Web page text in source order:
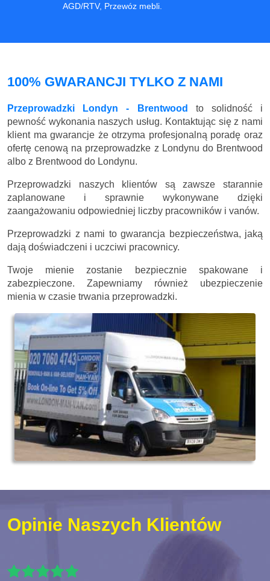
AGD/RTV, Przewóz mebli.
100% GWARANCJI TYLKO Z NAMI
Przeprowadzki Londyn - Brentwood
to solidność i
pewność wykonania naszych usług. Kontaktując się z nami
klient ma gwarancje że otrzyma profesjonalną poradę oraz
ofertę cenową na przeprowadzke z Londynu do Brentwood
albo z Brentwood do Londynu.
Przeprowadzki naszych klientów są zawsze starannie
zaplanowane i sprawnie wykonywane dzięki
zaangażowaniu odpowiedniej liczby pracowników i vanów.
Przeprowadzki z nami to gwarancja bezpieczeństwa, jaką
dają doświadczeni i uczciwi pracownicy.
Twoje mienie zostanie bezpiecznie spakowane i
zabezpieczone. Zapewniamy również ubezpieczenie
mienia w czasie trwania przeprowadzki.
Opinie Naszych Klientów